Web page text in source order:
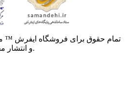
و انتشار محتوا با حفظ اثر بلامانع است.